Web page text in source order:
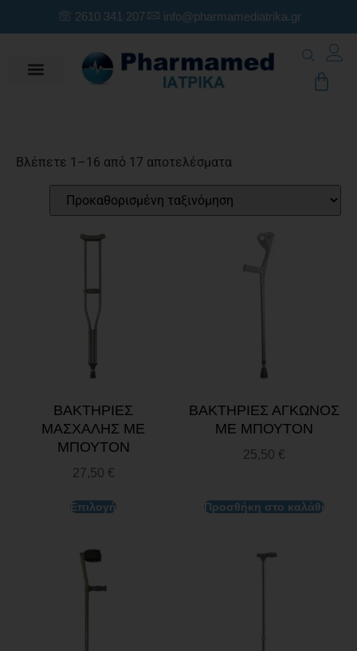
2610 341 207 info@pharmamediatrika.gr
Βλέπετε 1–16 από 17 αποτελέσματα
ΒΑΚΤΗΡΙΕΣ
ΜΑΣΧΑΛΗΣ ΜΕ
ΜΠΟΥΤΟΝ
27,50 €
Επιλογή
ΒΑΚΤΗΡΙΕΣ ΑΓΚΩΝΟΣ
ΜΕ ΜΠΟΥΤΟΝ
25,50 €
Προσθήκη στο καλάθι